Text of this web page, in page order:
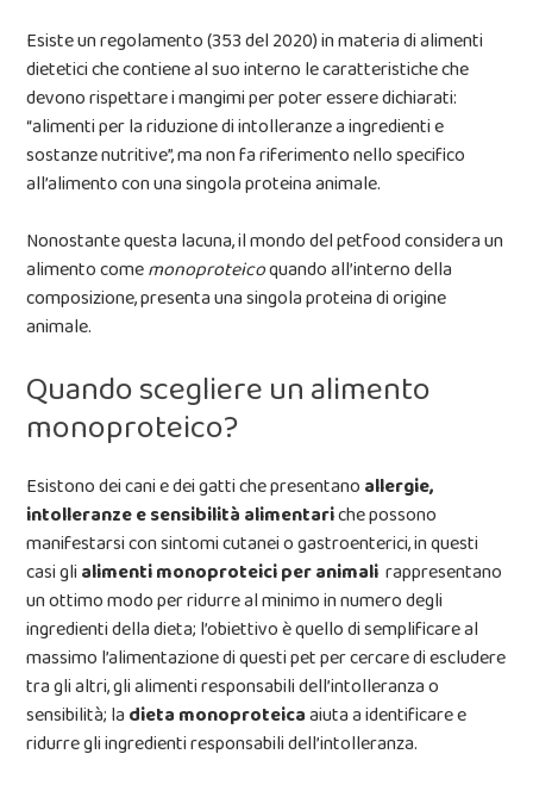
Esiste un regolamento (353 del 2020) in materia di alimenti
dietetici che contiene al suo interno le caratteristiche che
devono rispettare i mangimi per poter essere dichiarati:
“alimenti per la riduzione di intolleranze a ingredienti e
sostanze nutritive”, ma non fa riferimento nello specifico
all’alimento con una singola proteina animale.
Nonostante questa lacuna, il mondo del petfood considera un
alimento comemonoproteicoquando all’interno della
composizione, presenta una singola proteina di origine
animale.
Quando scegliere un alimento
monoproteico?
Esistono dei cani e dei gatti che presentano allergie,
intolleranze e sensibilità alimentariche possono
manifestarsi con sintomi cutanei o gastroenterici, in questi
casi gli alimenti monoproteici per animali rappresentano
un ottimo modo per ridurre al minimo in numero degli
ingredienti della dieta; l’obiettivo è quello di semplificare al
massimo l’alimentazione di questi pet per cercare di escludere
tra gli altri, gli alimenti responsabili dell’intolleranza o
sensibilità; la dieta monoproteicaaiuta a identificare e
ridurre gli ingredienti responsabili dell’intolleranza.